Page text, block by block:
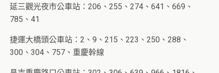
延三觀光夜市公車站：206、255、274、641、669、
785、41
捷運大橋頭公車站：2、9、215、223、250、288、
300、304、757、重慶幹線